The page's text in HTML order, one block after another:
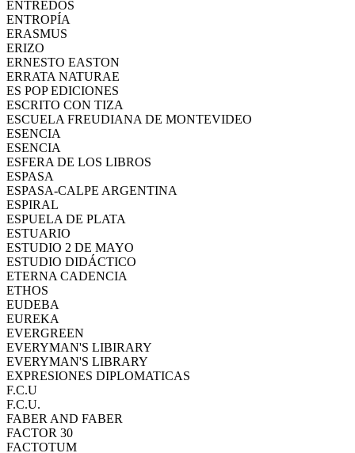
ENTREDOS
ENTROPÍA
ERASMUS
ERIZO
ERNESTO EASTON
ERRATA NATURAE
ES POP EDICIONES
ESCRITO CON TIZA
ESCUELA FREUDIANA DE MONTEVIDEO
ESENCIA
ESENCIA
ESFERA DE LOS LIBROS
ESPASA
ESPASA-CALPE ARGENTINA
ESPIRAL
ESPUELA DE PLATA
ESTUARIO
ESTUDIO 2 DE MAYO
ESTUDIO DIDÁCTICO
ETERNA CADENCIA
ETHOS
EUDEBA
EUREKA
EVERGREEN
EVERYMAN'S LIBIRARY
EVERYMAN'S LIBRARY
EXPRESIONES DIPLOMATICAS
F.C.U
F.C.U.
FABER AND FABER
FACTOR 30
FACTOTUM